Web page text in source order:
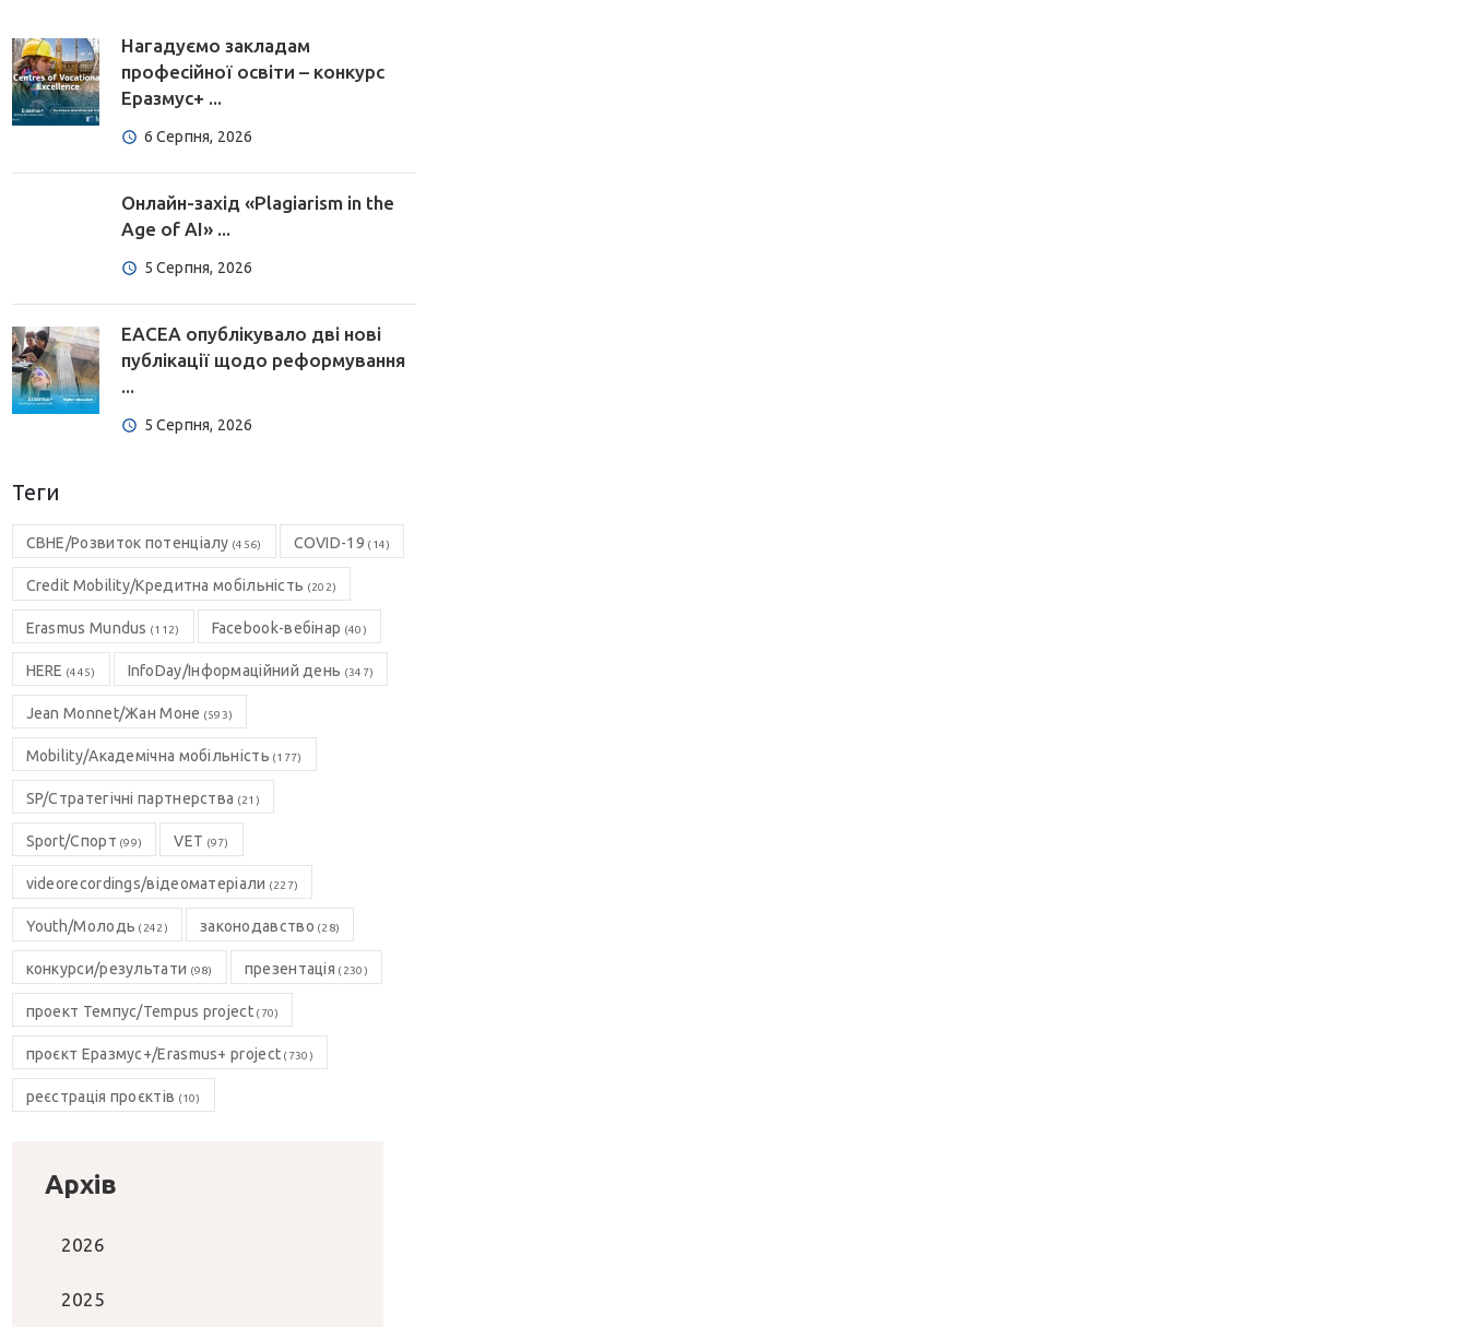
Нагадуємо закладам
професійної освіти – конкурс
Еразмус+ ...
6 Серпня, 2026
Онлайн-захід «Plagiarism in the
Age of AI» ...
5 Серпня, 2026
EACEA опублікувало дві нові
публікації щодо реформування
...
5 Серпня, 2026
Теги
CBHE/Розвиток потенціалу (456) COVID-19 (14)
Credit Mobility/Кредитна мобільність (202)
Erasmus Mundus (112) Facebook-вебінар (40)
HERE (445) InfoDay/Інформаційний день (347)
Jean Monnet/Жан Моне (593)
Mobility/Академічна мобільність (177)
SP/Стратегічні партнерства (21)
Sport/Спорт (99) VET (97)
videorecordings/відеоматеріали (227)
Youth/Молодь (242) законодавство (28)
конкурси/результати (98) презентація (230)
проект Темпус/Tempus project(70)
проєкт Еразмус+/Erasmus+ project (730)
реєстрація проєктів (10)
Архів
2026
2025